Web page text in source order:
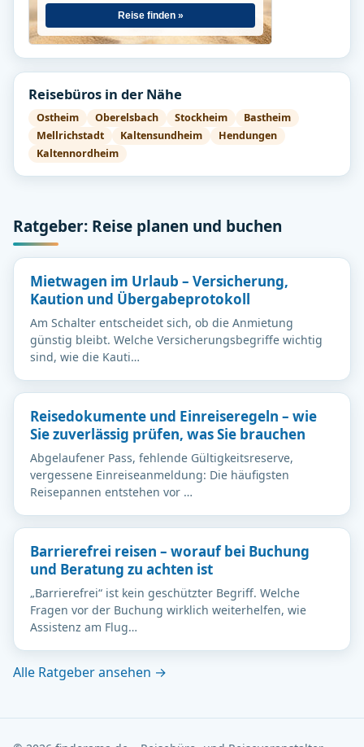
Reise finden »
Reisebüros in der Nähe
Ostheim Oberelsbach Stockheim
Bastheim
Mellrichstadt
Kaltensundheim
Hendungen
Kaltennordheim
Ratgeber: Reise planen und buchen
Mietwagen im Urlaub – Versicherung,
Kaution und Übergabeprotokoll
Am Schalter entscheidet sich, ob die Anmietung
günstig bleibt. Welche Versicherungsbegriffe wichtig
sind, wie die Kauti…
Reisedokumente und Einreiseregeln – wie
Sie zuverlässig prüfen, was Sie brauchen
Abgelaufener Pass, fehlende Gültigkeitsreserve,
vergessene Einreiseanmeldung: Die häufigsten
Reisepannen entstehen vor …
Barrierefrei reisen – worauf bei Buchung
und Beratung zu achten ist
„Barrierefrei“ ist kein geschützter Begriff. Welche
Fragen vor der Buchung wirklich weiterhelfen, wie
Assistenz am Flug…
Alle Ratgeber ansehen →